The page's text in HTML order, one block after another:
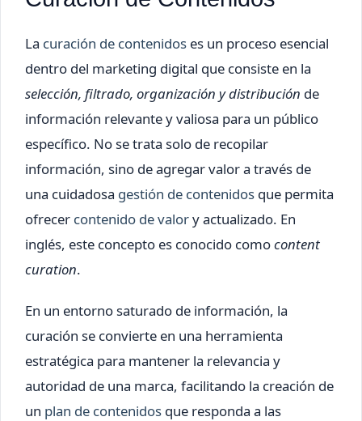
La curación de contenidos es un proceso esencial
dentro del marketing digital que consiste en la
selección, filtrado, organización y distribución de
información relevante y valiosa para un público
específico. No se trata solo de recopilar
información, sino de agregar valor a través de
una cuidadosa gestión de contenidos que permita
ofrecer contenido de valory actualizado. En
inglés, este concepto es conocido comocontent
curation.
En un entorno saturado de información, la
curación se convierte en una herramienta
estratégica para mantener la relevancia y
autoridad de una marca, facilitando la creación de
un plan de contenidos que responda a las